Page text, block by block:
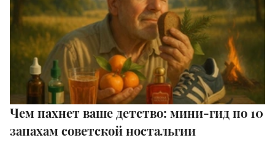
Чем пахнет ваше детство: мини-гид по 10
запахам советской ностальгии